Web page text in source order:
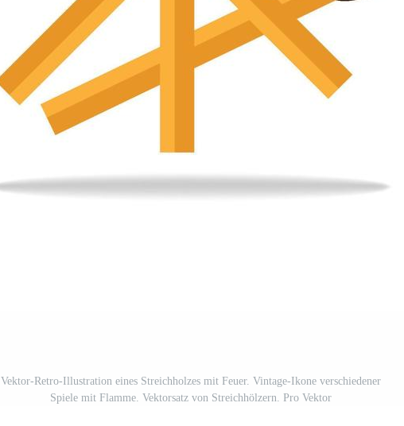
Vektor-Retro-Illustration eines Streichholzes mit Feuer. Vintage-Ikone verschiedener
Spiele mit Flamme. Vektorsatz von Streichhölzern. Pro Vektor